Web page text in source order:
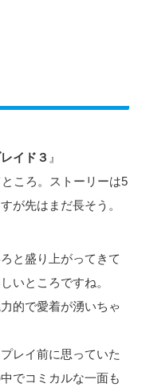
イド３ 』
ころ。ストーリーは5
が先はまだ長そう。
と盛り上がってきて
いところですね。
的で愛着が湧いちゃ
レイ前に思っていた
でコミカルな一面も